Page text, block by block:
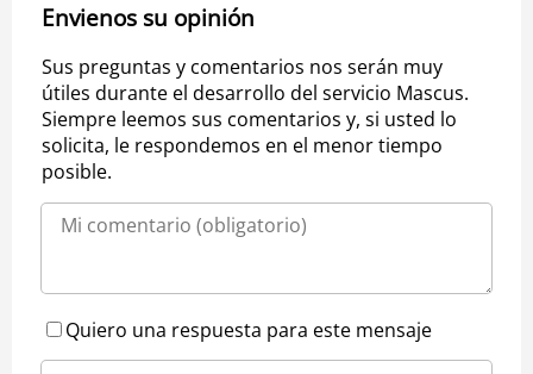
Envienos su opinión
Sus preguntas y comentarios nos serán muy
útiles durante el desarrollo del servicio Mascus.
Siempre leemos sus comentarios y, si usted lo
solicita, le respondemos en el menor tiempo
posible.
Quiero una respuesta para este mensaje